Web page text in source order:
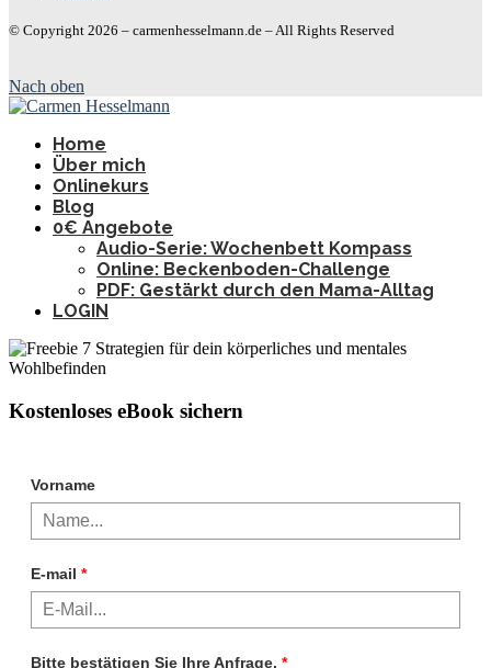
© Copyright 2026 – carmenhesselmann.de – All Rights Reserved
Nach oben
Home
Über mich
Onlinekurs
Blog
0€ Angebote
Audio-Serie: Wochenbett Kompass
Online: Beckenboden-Challenge
PDF: Gestärkt durch den Mama-Alltag
LOGIN
Kostenloses eBook sichern
Vorname
E-mail *
Bitte bestätigen Sie Ihre Anfrage. *